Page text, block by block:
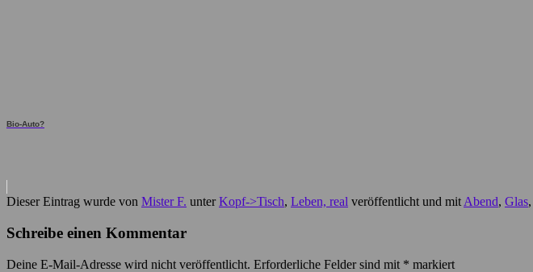
Bio-Auto?
Dieser Eintrag wurde von Mister F. unterKopf->Tisch, Leben, real veröffentlicht und mit Abend, Glas,
Schreibe einen Kommentar
Deine E-Mail-Adresse wird nicht veröffentlicht. Erforderliche Felder sind mit * markiert